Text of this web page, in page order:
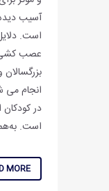
آسیب
است.
عصب کشی
انجام می
در
است.
MORE